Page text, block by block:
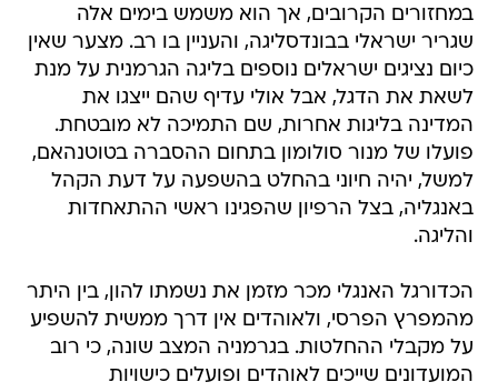
במחזורים הקרובים, אך הוא משמש בימים אלה
שגריר ישראלי בבונדסליגה, והעניין בו רב. מצער שאין
כיום נציגים ישראלים נוספים בליגה הגרמנית על מנת
לשאת את הדגל, אבל אולי עדיף שהם ייצגו את
המדינה בליגות אחרות, שם התמיכה לא מובטחת.
פועלו של מנור סולומון בתחום ההסברה בטוטנהאם,
למשל, יהיה חיוני בהחלט בהשפעה על דעת הקהל
באנגליה, בצל הרפיון שהפגינו ראשי ההתאחדות
והליגה.
הכדורגל האנגלי מכר מזמן את נשמתו להון, בין היתר
מהמפרץ הפרסי, ולאוהדים אין דרך ממשית להשפיע
על מקבלי ההחלטות. בגרמניה המצב שונה, כי רוב
המועדונים שייכים לאוהדים ופועלים כישויות